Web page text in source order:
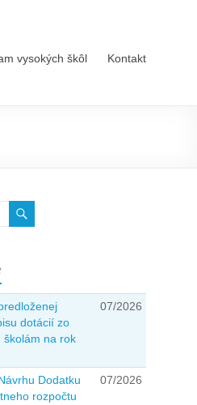
vysokých škôl Kontakt
dotácií zo
školám na rok
07/2026
Dodatku
rozpočtu
07/2026